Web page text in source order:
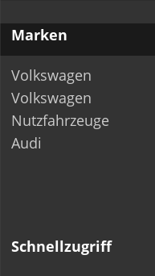
Marken
Volkswagen
Volkswagen
Nutzfahrzeuge
Audi
Schnellzugriff